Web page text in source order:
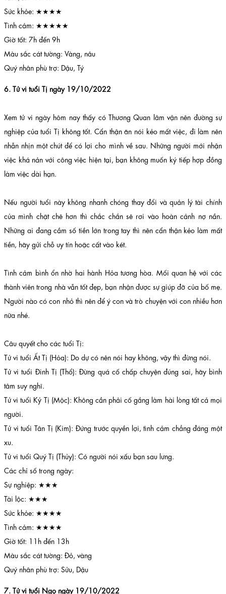
Sức khỏe: ★★★★
Tình cảm: ★★★★★
Giờ tốt: 7h đến 9h
Màu sắc cát tường: Vàng, nâu
Quý nhân phù trợ: Dậu, Tý
6. Tử vi tuổi Tị ngày 19/10/2022
Xem tử vi ngày hôm nay thấy có Thương Quan lâm vận nên đường sự
nghiệp của tuổi Tị không tốt. Cẩn thận ăn nói kẻo mất việc, đi làm nên
nhẫn nhịn một chút để có lợi cho mình về sau. Những người mới nhận
việc khá nản với công việc hiện tại, bạn không muốn ký tiếp hợp đồng
làm việc dài hạn.
Nếu người tuổi này không nhanh chóng thay đổi và quản lý tài chính
của mình chặt chẽ hơn thì chắc chắn sẽ rơi vào hoàn cảnh nợ nần.
Những ai đang cầm số tiền lớn trong tay thì nên cẩn thận kẻo làm mất
tiền, hãy gửi chỗ uy tín hoặc cất vào két.
Tình cảm bình ổn nhờ hai hành Hỏa tương hòa. Mối quan hệ với các
thành viên trong nhà vẫn tốt đẹp, bạn nhận được sự giúp đỡ của bố mẹ.
Người nào có con nhỏ thì nên để ý con và trò chuyện với con nhiều hơn
nữa nhé.
Câu quyết cho các tuổi Tị:
Tử vi tuổi Ất Tị (Hỏa): Do dự có nên nói hay không, vậy thì đừng nói.
Tử vi tuổi Đinh Tị (Thổ): Đừng quá cố chấp chuyện đúng sai, hãy bình
tâm suy nghĩ.
Tử vi tuổi Kỷ Tị (Mộc): Không cần phải cố gắng làm hài lòng tất cả mọi
người.
Tử vi tuổi Tân Tị (Kim): Đứng trước quyền lợi, tình cảm chẳng đáng một
xu.
Tử vi tuổi Quý Tị (Thủy): Có người nói xấu bạn sau lưng.
Các chỉ số trong ngày:
Sự nghiệp: ★★★
Tài lộc: ★★★
Sức khỏe: ★★★★
Tình cảm: ★★★★
Giờ tốt: 11h đến 13h
Màu sắc cát tường: Đỏ, vàng
Quý nhân phù trợ: Sửu, Dậu
7. Tử vi tuổi Ngọ ngày 19/10/2022